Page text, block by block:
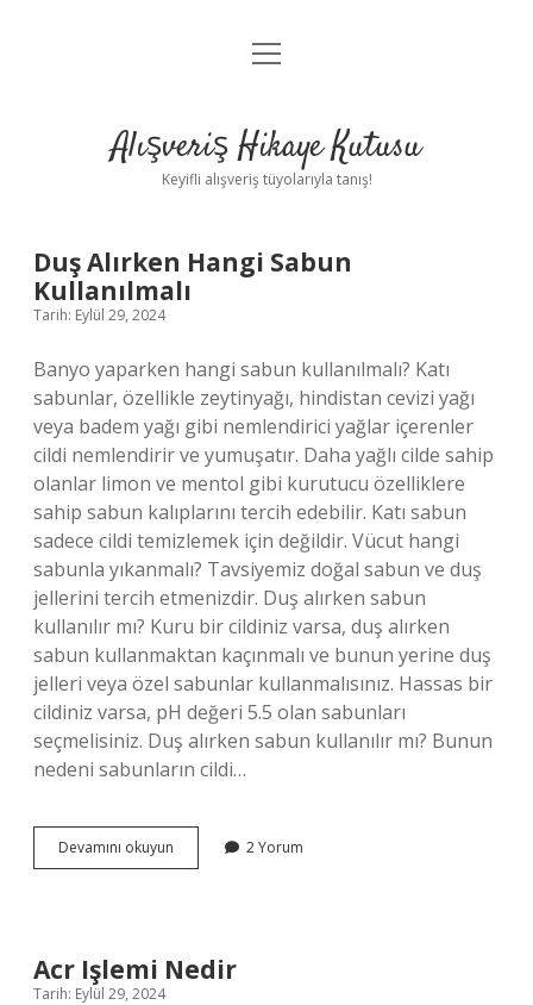
Anasayfa
Yasal Uyarı
menüyü
Alışveriş Hikaye Kutusu
Keyifli alışveriş tüyolarıyla tanış!
Alışveriş
Hikaye
Kutusu
Yazılar
Duş Alırken Hangi Sabun
Kullanılmalı
Tarih: Eylül 29, 2024
Banyo yaparken hangi sabun kullanılmalı? Katı
sabunlar, özellikle zeytinyağı, hindistan cevizi yağı
veya badem yağı gibi nemlendirici yağlar içerenler
cildi nemlendirir ve yumuşatır. Daha yağlı cilde sahip
olanlar limon ve mentol gibi kurutucu özelliklere
sahip sabun kalıplarını tercih edebilir. Katı sabun
sadece cildi temizlemek için değildir. Vücut hangi
sabunla yıkanmalı? Tavsiyemiz doğal sabun ve duş
jellerini tercih etmenizdir. Duş alırken sabun
kullanılır mı? Kuru bir cildiniz varsa, duş alırken
sabun kullanmaktan kaçınmalı ve bunun yerine duş
jelleri veya özel sabunlar kullanmalısınız. Hassas bir
cildiniz varsa, pH değeri 5.5 olan sabunları
seçmelisiniz. Duş alırken sabun kullanılır mı? Bunun
nedeni sabunların cildi…
Devamını okuyun
Alırken
2 Yorum
Acr Işlemi Nedir
Tarih: Eylül 29, 2024